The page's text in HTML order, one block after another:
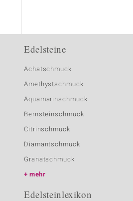
Edelsteine
Achatschmuck
Amethystschmuck
Aquamarinschmuck
Bernsteinschmuck
Citrinschmuck
Diamantschmuck
Granatschmuck
mehr
Edelsteinlexikon